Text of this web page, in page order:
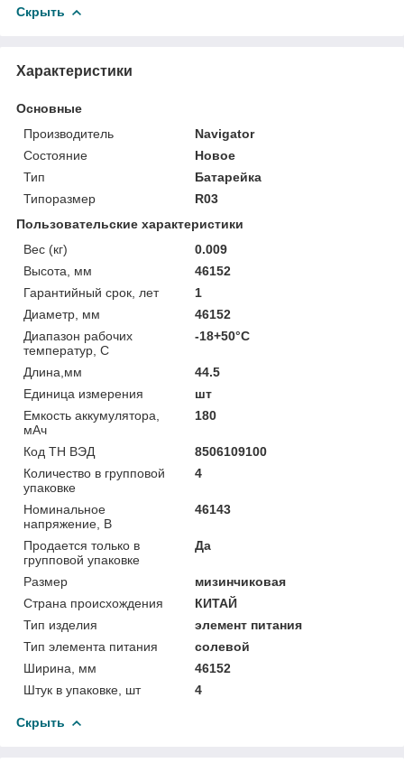
Скрыть
Характеристики
Основные
Производитель
Navigator
Состояние
Новое
Тип
Батарейка
Типоразмер
R03
Пользовательские характеристики
Вес (кг)
0.009
Высота, мм
46152
Гарантийный срок, лет
1
Диаметр, мм
46152
Диапазон рабочих
температур, С
-18+50°С
Длина,мм
44.5
Единица измерения
шт
Емкость аккумулятора,
мАч
180
Код ТН ВЭД
8506109100
Количество в групповой
упаковке
4
Номинальное
напряжение, В
46143
Продается только в
групповой упаковке
Да
Размер
мизинчиковая
Страна происхождения
КИТАЙ
Тип изделия
элемент питания
Тип элемента питания
солевой
Ширина, мм
46152
Штук в упаковке, шт
4
Скрыть